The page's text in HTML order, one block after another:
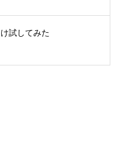
試してみた